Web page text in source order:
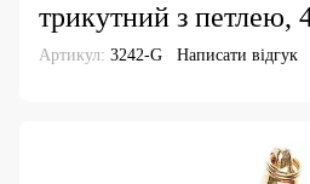
трикутний з петлею,
Артикул: 3242-G Написати відгук